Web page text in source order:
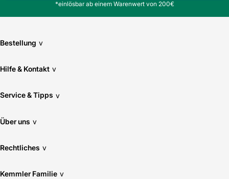
*einlösbar ab einem Warenwert von 200€
Bestellung v
Hilfe & Kontakt v
Service & Tipps v
Über uns v
Rechtliches v
Kemmler Familie v